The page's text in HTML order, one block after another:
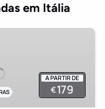
em Itália
A PARTIR DE
€179